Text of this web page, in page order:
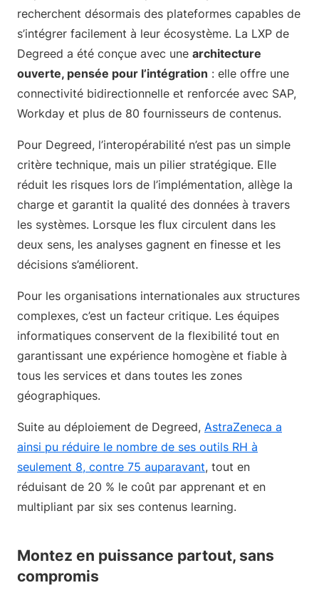
recherchent désormais des plateformes capables de
s’intégrer facilement à leur écosystème. La LXP de
Degreed a été conçue avec une architecture
ouverte, pensée pour l’intégration : elle offre une
connectivité bidirectionnelle et renforcée avec SAP,
Workday et plus de 80 fournisseurs de contenus.
Pour Degreed, l’interopérabilité n’est pas un simple
critère technique, mais un pilier stratégique. Elle
réduit les risques lors de l’implémentation, allège la
charge et garantit la qualité des données à travers
les systèmes. Lorsque les flux circulent dans les
deux sens, les analyses gagnent en finesse et les
décisions s’améliorent.
Pour les organisations internationales aux structures
complexes, c’est un facteur critique. Les équipes
informatiques conservent de la flexibilité tout en
garantissant une expérience homogène et fiable à
tous les services et dans toutes les zones
géographiques.
Suite au déploiement de Degreed, AstraZeneca a
ainsi pu réduire le nombre de ses outils RH à
seulement 8, contre 75 auparavant, tout en
réduisant de 20 % le coût par apprenant et en
multipliant par six ses contenus learning.
Montez en puissance partout, sans
compromis